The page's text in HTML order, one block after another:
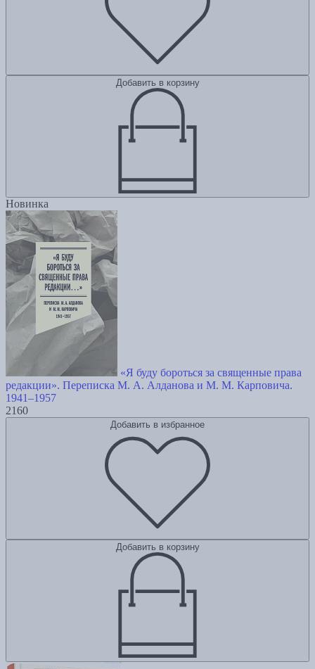
Добавить в корзину
Новинка
«Я буду бороться за священные права
редакции». Переписка М. А. Алданова и М. М. Карповича.
1941–1957
2160
Добавить в избранное
Добавить в корзину